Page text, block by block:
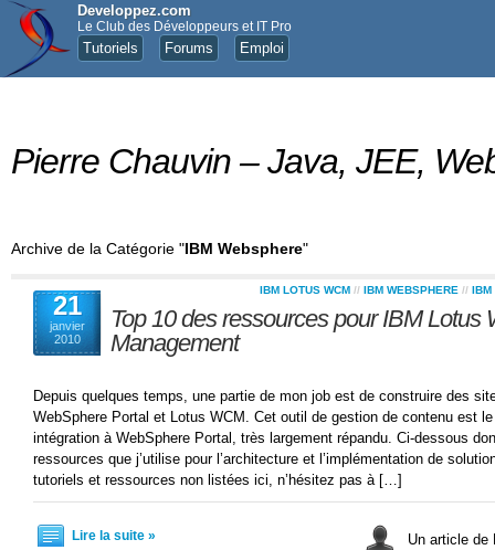
Developpez.com
Le Club des Développeurs et IT Pro
Tutoriels Forums Emploi
Pierre Chauvin – Java, JEE,
Archive de la Catégorie "IBM Websphere"
21
janvier
2010
IBM LOTUS WCM // IBM WEBSPHERE // IBM
Top 10 des ressources pour IBM Lotus
Management
Depuis quelques temps, une partie de mon job est de construire des
WebSphere Portal et Lotus WCM. Cet outil de gestion de contenu est
intégration à WebSphere Portal, très largement répandu. Ci-dessous
ressources que j’utilise pour l’architecture et l’implémentation de
tutoriels et ressources non listées ici, n’hésitez pas à […]
Lire la suite » Un article